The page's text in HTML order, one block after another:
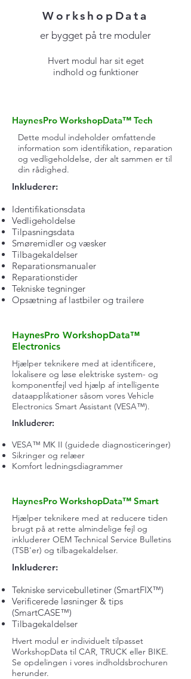
WorkshopData
er bygget på tre moduler
Hvert modul har sit eget
indhold og funktioner
HaynesPro WorkshopData™ Tech
Dette modul indeholder omfattende
information som identifikation, reparation
og vedligeholdelse, der alt sammen er til
din rådighed.
Inkluderer:
Identifikationsdata
Vedligeholdelse
Tilpasningsdata
Smøremidler og væsker
Tilbagekaldelser
Reparationsmanualer
Reparationstider
Tekniske tegninger
Opsætning af lastbiler og trailere
HaynesPro WorkshopData™
Electronics
Hjælper teknikere med at identificere,
lokalisere og løse elektriske system- og
komponentfejl ved hjælp af intelligente
dataapplikationer såsom vores Vehicle
Electronics Smart Assistant (VESA™).
Inkluderer:
VESA™ MK II (guidede diagnosticeringer)
Sikringer og relæer
Komfort ledningsdiagrammer
HaynesPro WorkshopData™ Smart
Hjælper teknikere med at reducere tiden
brugt på at rette almindelige fejl og
inkluderer OEM Technical Service Bulletins
(TSB'er) og tilbagekaldelser.
Inkluderer:
Tekniske servicebulletiner (SmartFIX™)
Verificerede løsninger & tips
(SmartCASE™)
Tilbagekaldelser
Hvert modul er individuelt tilpasset
WorkshopData til CAR, TRUCK eller BIKE.
Se opdelingen i vores indholdsbrochuren
herunder.